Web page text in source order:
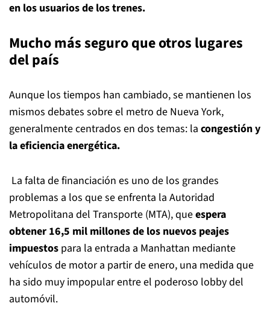
en los usuarios de los trenes.
Mucho más seguro que otros lugares
del país
Aunque los tiempos han cambiado, se mantienen los
mismos debates sobre el metro de Nueva York,
generalmente centrados en dos temas: la congestión y
la eficiencia energética.
La falta de financiación es uno de los grandes
problemas a los que se enfrenta la Autoridad
Metropolitana del Transporte (MTA), queespera
obtener 16,5 mil millones de los nuevos peajes
impuestos para la entrada a Manhattan mediante
vehículos de motor a partir de enero, una medida que
ha sido muy impopular entre el poderoso lobby del
automóvil.